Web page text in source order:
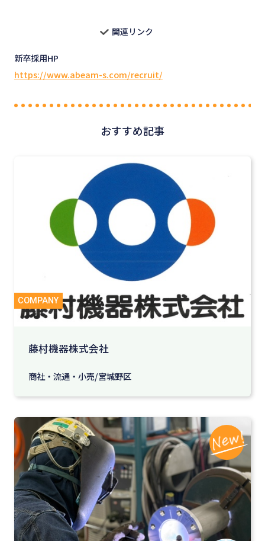
関連リンク
新卒採用HP
https://www.abeam-s.com/recruit/
おすすめ記事
藤村機器株式会社
商社・流通・小売/宮城野区